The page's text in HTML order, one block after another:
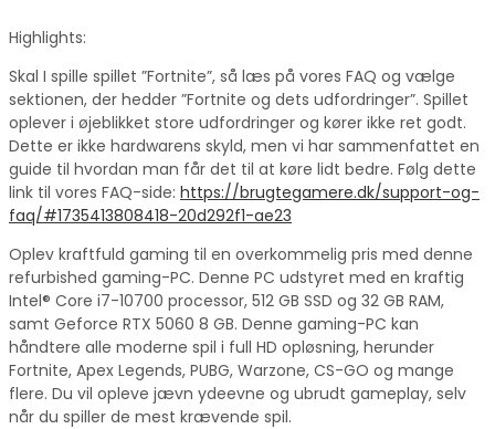
Highlights:
Skal I spille spillet ”Fortnite”, så læs på vores FAQ og vælge
sektionen, der hedder ”Fortnite og dets udfordringer”. Spillet
oplever i øjeblikket store udfordringer og kører ikke ret godt.
Dette er ikke hardwarens skyld, men vi har sammenfattet en
guide til hvordan man får det til at køre lidt bedre. Følg dette
link til vores FAQ-side: https://brugtegamere.dk/support-og-
faq/#1735413808418-20d292f1-ae23
Oplev kraftfuld gaming til en overkommelig pris med denne
refurbished gaming-PC. Denne PC udstyret med en kraftig
Intel® Core i7-10700 processor, 512 GB SSD og 32 GB RAM,
samt Geforce RTX 5060 8 GB. Denne gaming-PC kan
håndtere alle moderne spil i full HD opløsning, herunder
Fortnite, Apex Legends, PUBG, Warzone, CS-GO og mange
flere. Du vil opleve jævn ydeevne og ubrudt gameplay, selv
når du spiller de mest krævende spil.